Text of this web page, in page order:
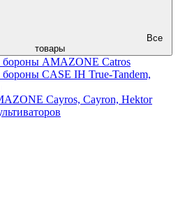
Все
товары
бороны AMAZONE Catros
бороны CASE IH True-Tandem,
Cayros, Cayron, Hektor